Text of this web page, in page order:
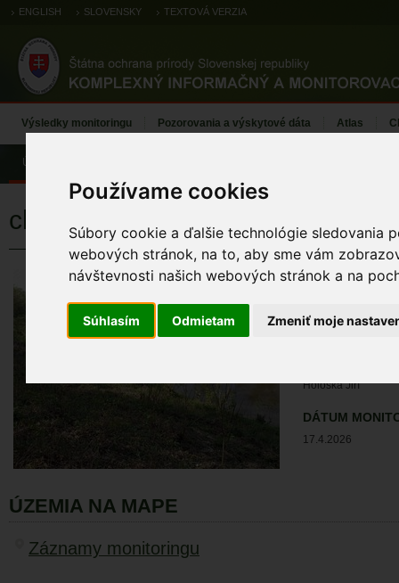
Používame cookies
Súbory cookie a ďalšie technológie sledovania
webových stránok, na to, aby sme vám
návštevnosti našich webových stránok a na
Súhlasím Odmietam Zmeniť moje
ENGLISH SLOVENSKY TEXTOVÁ VERZIA
Výsledky monitoringu Pozorovania a výskytové dáta Atlas
Úvod
chochlačka bielooká
chochlačka
Hološka Jiří
DÁTUM
17.4.2026
ÚZEMIA NA MAPE
Záznamy monitoringu